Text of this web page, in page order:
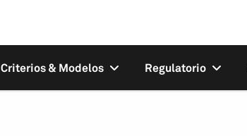
Criterios & Modelos Regulatorio